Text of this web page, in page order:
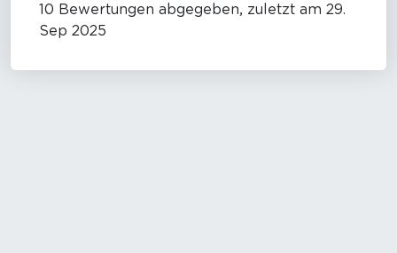
10 Bewertungen abgegeben, zuletzt am 29.
Sep 2025